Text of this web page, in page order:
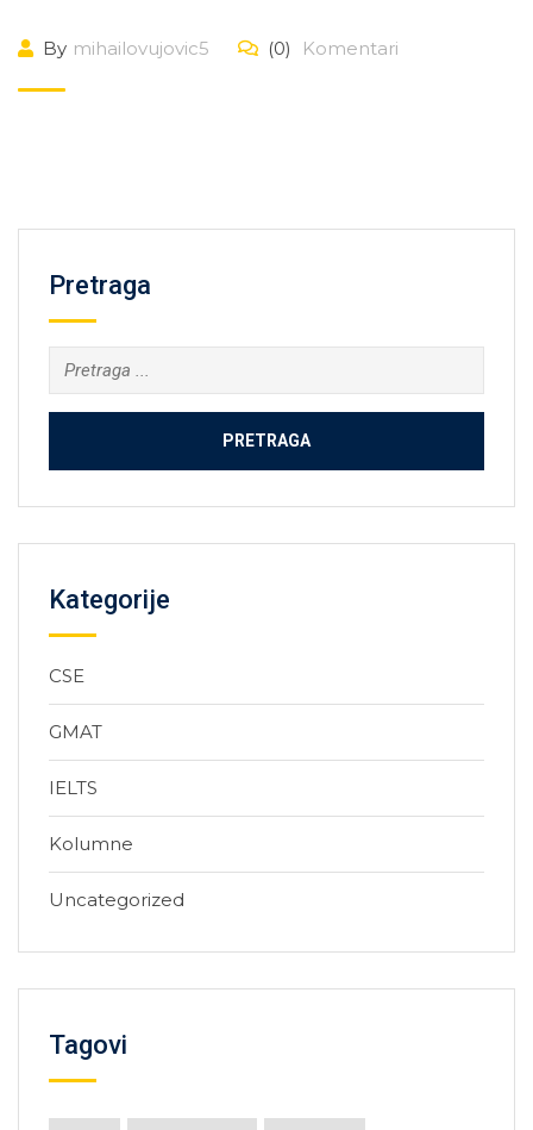
By mihailovujovic5 (0) Komentari
Pretraga
Kategorije
CSE
GMAT
IELTS
Kolumne
Uncategorized
Tagovi